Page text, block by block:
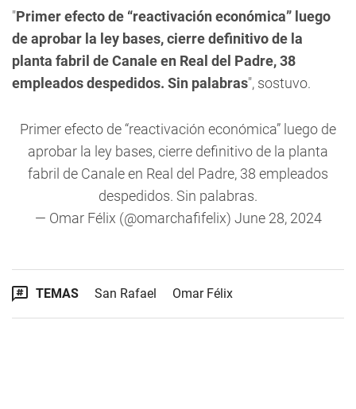
"Primer efecto de “reactivación económica” luego
de aprobar la ley bases, cierre definitivo de la
planta fabril de Canale en Real del Padre, 38
empleados despedidos. Sin palabras", sostuvo.
Primer efecto de “reactivación económica” luego de
aprobar la ley bases, cierre definitivo de la planta
fabril de Canale en Real del Padre, 38 empleados
despedidos. Sin palabras.
— Omar Félix (@omarchafifelix) June 28, 2024
TEMAS San Rafael Omar Félix